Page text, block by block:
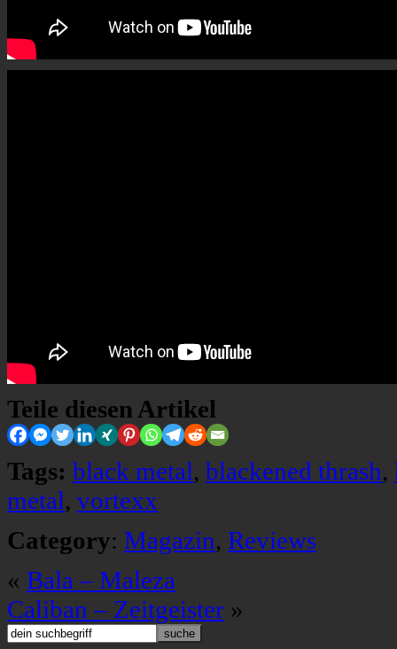
Teile diesen Artikel
Tags: black metal, blackened thrash,
metal, vortexx
Category: Magazin, Reviews
« Bala – Maleza
Caliban – Zeitgeister »